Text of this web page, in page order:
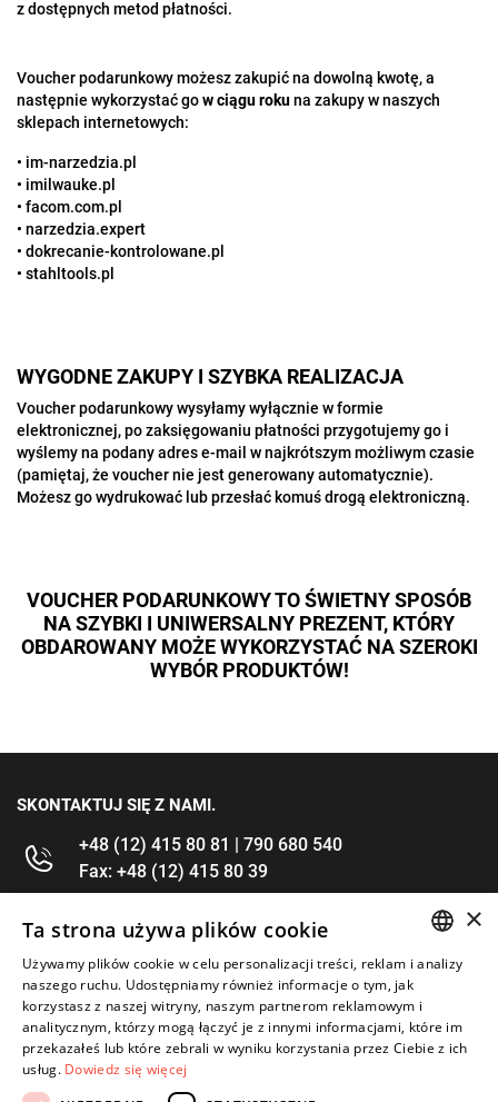
z dostępnych metod płatności.
Voucher podarunkowy możesz zakupić na dowolną kwotę, a
następnie wykorzystać gow ciągu rokuna zakupy w naszych
sklepach internetowych:
• im-narzedzia.pl
• imilwauke.pl
• facom.com.pl
• narzedzia.expert
• dokrecanie-kontrolowane.pl
• stahltools.pl
WYGODNE ZAKUPY I SZYBKA REALIZACJA
Voucher podarunkowy wysyłamy wyłącznie w formie
elektronicznej, po zaksięgowaniu płatności przygotujemy go i
wyślemy na podany adres e-mail w najkrótszym możliwym czasie
(pamiętaj, że voucher nie jest generowany automatycznie).
Możesz go wydrukować lub przesłać komuś drogą elektroniczną.
VOUCHER PODARUNKOWY TO ŚWIETNY SPOSÓB
NA SZYBKI I UNIWERSALNY PREZENT, KTÓRY
OBDAROWANY MOŻE WYKORZYSTAĆ NA SZEROKI
WYBÓR PRODUKTÓW!
SKONTAKTUJ SIĘ Z NAMI.
+48 (12) 415 80 81 | 790 680 540
Fax: +48 (12) 415 80 39
kontakt@im-narzedzia.pl
INFORMACJE
OFERTA
MOJE KONTO
ENGLISH
×
Ta strona używa plików cookie
Używamy plików cookie w celu personalizacji treści, reklam i analizy
naszego ruchu. Udostępniamy również informacje o tym, jak
korzystasz z naszej witryny, naszym partnerom reklamowym i
analitycznym, którzy mogą łączyć je z innymi informacjami, które im
przekazałeś lub które zebrali w wyniku korzystania przez Ciebie z ich
usług. Dowiedz się więcej